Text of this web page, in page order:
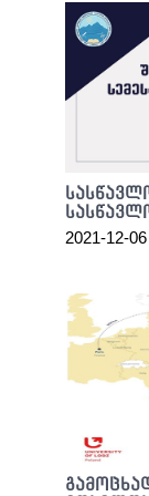
2021-12-06